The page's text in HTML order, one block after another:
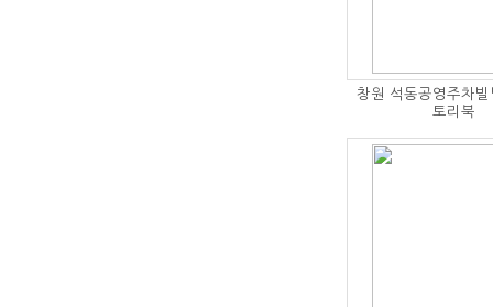
창원 석동공영주차
토리북